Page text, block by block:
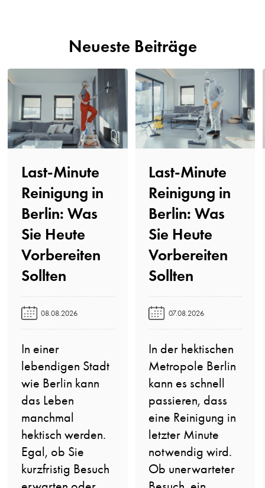
Neueste Beiträge
Last-Minute
Reinigung in
Berlin: Was
Sie Heute
Vorbereiten
Sollten️
08.08.2026
In einer
lebendigen Stadt
wie Berlin kann
das Leben
manchmal
hektisch werden.
Egal, ob Sie
kurzfristig Besuch
Last-Minute
Reinigung in
Berlin: Was
Sie Heute
Vorbereiten
Sollten️
07.08.2026
In der hektischen
Metropole Berlin
kann es schnell
passieren, dass
eine Reinigung in
letzter Minute
notwendig wird.
Ob unerwarteter